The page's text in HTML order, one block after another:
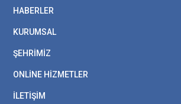
HABERLER
KURUMSAL
ŞEHRİMİZ
ONLİNE HİZMETLER
İLETİŞİM